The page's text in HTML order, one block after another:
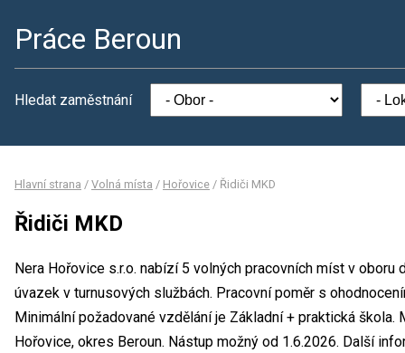
Práce Beroun
Hledat zaměstnání
Hlavní strana / Volná místa / Hořovice / Řidiči MKD
Řidiči MKD
Nera Hořovice s.r.o. nabízí 5 volných pracovních míst v oboru
úvazek v turnusových službách. Pracovní poměr s
Minimální požadované vzdělání je Základní + praktická škola.
Hořovice, okres Beroun. Nástup možný od 1.6.2026. Další